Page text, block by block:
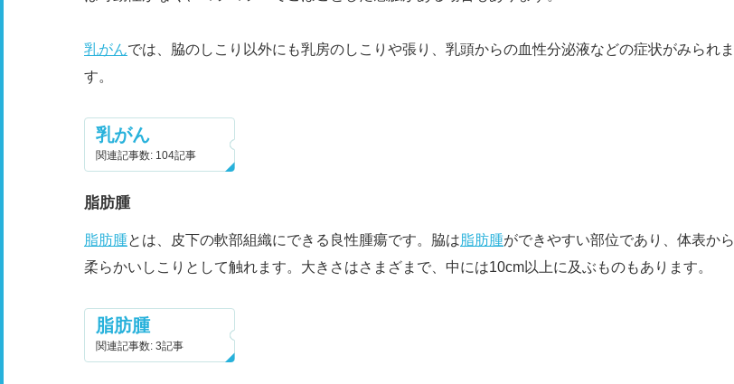
乳がんでは、脇のしこり以外にも乳房のしこりや張り、乳頭からの血性分泌液などの症状がみられま
す。
乳がん
関連記事数: 104記事
脂肪腫
脂肪腫とは、皮下の軟部組織にできる良性腫瘍です。脇は 脂肪腫ができやすい部位であり、体表から
柔らかいしこりとして触れます。大きさはさまざまで、中には10cm以上に及ぶものもあります。
脂肪腫
関連記事数: 3記事